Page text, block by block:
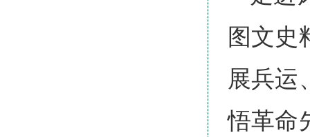
图文史
展兵运
悟革命